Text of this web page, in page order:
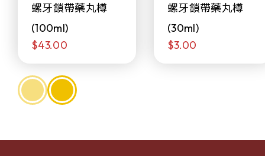
螺牙鎖帶藥丸樽
(100ml)
$43.00
螺牙鎖帶藥丸樽
(30ml)
$3.00